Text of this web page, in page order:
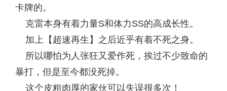
卡牌的。
克雷本身有着力量S和体力SS的高成长性。
加上【超速再生】之后近乎有着不死之身。
所以哪怕为人张狂又爱作死，挨过不少致命的
暴打，但是至今都没死掉。
这个皮粗肉厚的家伙可以失误很多次！